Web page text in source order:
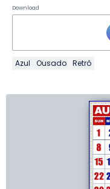
Download
Azul Ousado Retrô